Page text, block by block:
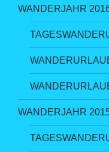
WANDERJAHR
WANDERJAHR